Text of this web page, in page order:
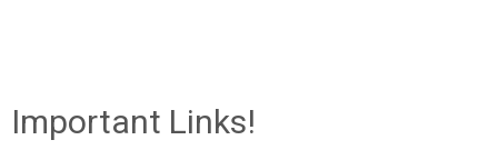
Important Links!